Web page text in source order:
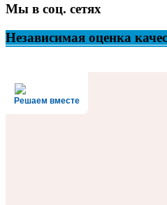
Мы в соц. сетях
Независимая оценка
Решаем вместе